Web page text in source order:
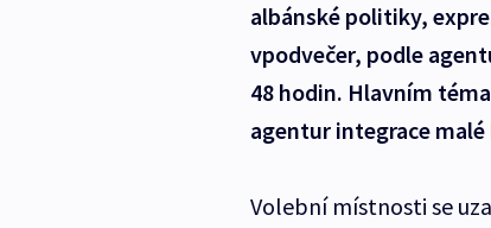
albánské politiky,
vpodvečer, podle
48 hodin. Hlavním
agentur integrace
Volební místnosti se